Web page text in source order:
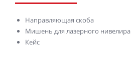
Направляющая скоба
Мишень для лазерного нивелира
Кейс